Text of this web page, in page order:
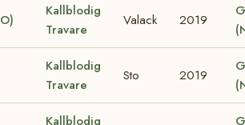
Kallblodig
Travare
Valack 2019
Kallblodig
Travare
Sto 2019
Kallblodig